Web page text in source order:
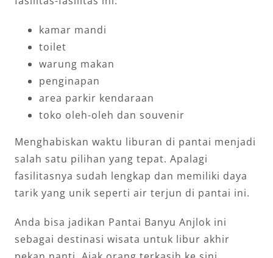
kamar mandi
toilet
warung makan
penginapan
area parkir kendaraan
toko oleh-oleh dan souvenir
Menghabiskan waktu liburan di pantai menjadi
salah satu pilihan yang tepat. Apalagi
fasilitasnya sudah lengkap dan memiliki daya
tarik yang unik seperti air terjun di pantai ini.
Anda bisa jadikan Pantai Banyu Anjlok ini
sebagai destinasi wisata untuk libur akhir